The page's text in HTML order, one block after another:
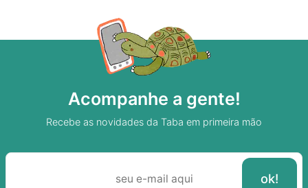
Acompanhe a gente!
Recebe as novidades da Taba em primeira mão